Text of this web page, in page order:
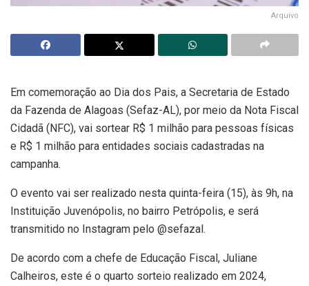
Arquivo
Em comemoração ao Dia dos Pais, a Secretaria de Estado
da Fazenda de Alagoas (Sefaz-AL), por meio da Nota Fiscal
Cidadã (NFC), vai sortear R$ 1 milhão para pessoas físicas
e R$ 1 milhão para entidades sociais cadastradas na
campanha.
O evento vai ser realizado nesta quinta-feira (15), às 9h, na
Instituição Juvenópolis, no bairro Petrópolis, e será
transmitido no Instagram pelo @sefazal.
De acordo com a chefe de Educação Fiscal, Juliane
Calheiros, este é o quarto sorteio realizado em 2024,